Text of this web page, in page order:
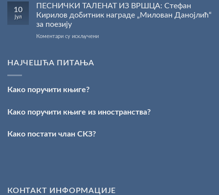
Сали
одржано
уручење
10
јул
ПЕСНИЧКИ ТАЛЕНАТ ИЗ ВРШЦА: Стефан
Кирилов добитник награде „Милован Данојлић“
за поезију
Коментари су искљученина
„Милован
НАЈЧЕШЋА ПИТАЊА
Како поручити књиге?
Како поручити књиге из иностранства?
Како постати члан СКЗ?
КОНТАКТ ИНФОРМАЦИЈЕ